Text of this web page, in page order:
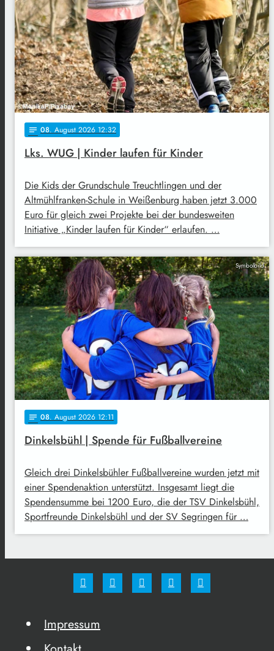
notes 08. August 2026 12:32
Lks. WUG | Kinder laufen für Kinder
Die Kids der Grundschule Treuchtlingen und der
Altmühlfranken-Schule in Weißenburg haben jetzt 3.000
Euro für gleich zwei Projekte bei der bundesweiten
Initiative „Kinder laufen für Kinder“ erlaufen. …
Symbolbild
notes 08. August 2026 12:11
Dinkelsbühl | Spende für Fußballvereine
Gleich drei Dinkelsbühler Fußballvereine wurden jetzt mit
einer Spendenaktion unterstützt. Insgesamt liegt die
Spendensumme bei 1200 Euro, die der TSV Dinkelsbühl,
Sportfreunde Dinkelsbühl und der SV Segringen für …
Impressum